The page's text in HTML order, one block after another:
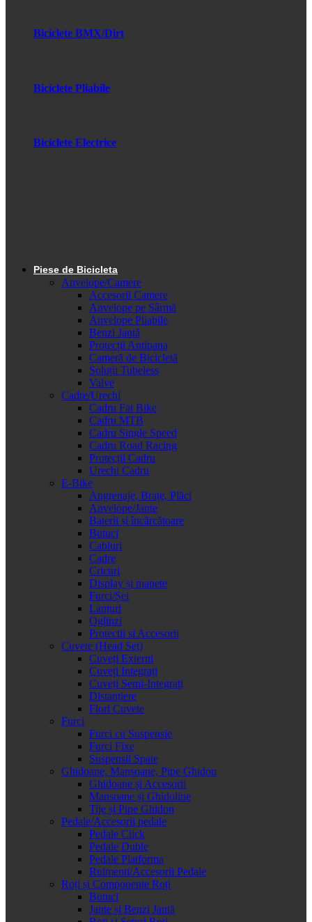
Biciclete BMX/Dirt
Biciclete Pliabile
Biciclete Electrice
Piese de Bicicleta
Anvelope/Camere
Accesorii Camere
Anvelope pe Sârmă
Anvelope Pliabile
Benzi Jantă
Protecții Antipana
Cameră de Bicicletă
Soluții Tubeless
Valve
Cadre/Urechi
Cadru Fat Bike
Cadru MTB
Cadru Single Speed
Cadru Road Racing
Protecții Cadru
Urechi Cadru
E-Bike
Angrenaje, Brațe, Plăci
Anvelope/Jante
Baterii și încărcătoare
Butuci
Cabluri
Cadre
Cricuri
Display și manete
Furci/Șei
Lanțuri
Oglinzi
Protectii si Accesorii
Cuvete (Head Set)
Cuveți Externi
Cuveți Integrați
Cuveți Semi-Integrați
Distanțiere
Flori Cuvete
Furci
Furci cu Suspensie
Furci Fixe
Suspensii Spate
Ghidoane, Mansoane, Pipe Ghidon
Ghidoane și Accesorii
Mansoane și Ghidoline
Tije și Pipe Ghidon
Pedale/Accesorii pedale
Pedale Click
Pedale Duble
Pedale Platforma
Rulmenti/Accesorii Pedale
Roți și Componente Roți
Butuci
Jante și Benzi Jantă